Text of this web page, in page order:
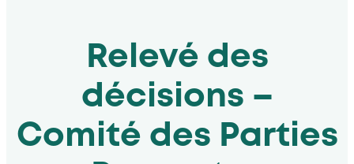
utiles
Relevé des
décisions –
Comité des Parties